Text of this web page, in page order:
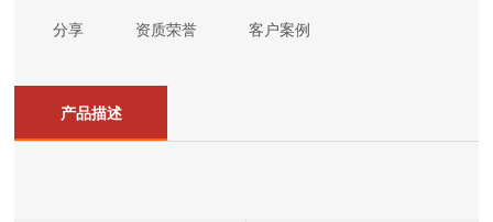
分享 资质荣誉 客户案例
产品描述